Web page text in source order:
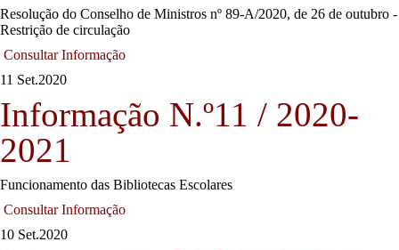
Resolução do Conselho de Ministros nº 89-A/2020, de 26 de outubro -
Restrição de circulação
Consultar Informação
11 Set.2020
Informação N.º11 / 2020-
2021
Funcionamento das Bibliotecas Escolares
Consultar Informação
10 Set.2020